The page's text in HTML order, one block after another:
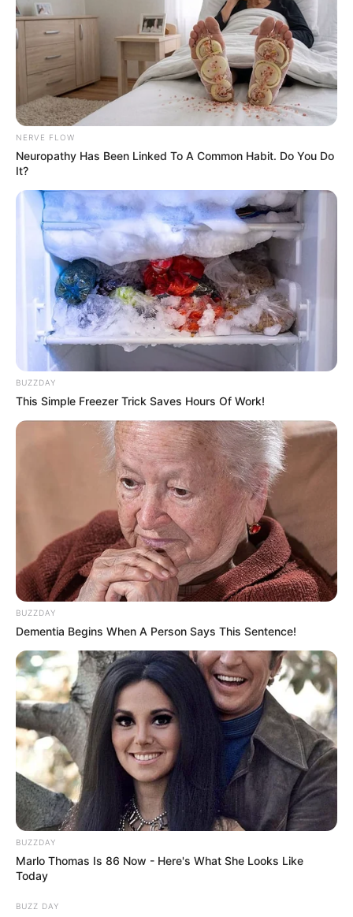
NERVE FLOW
Neuropathy Has Been Linked To A Common Habit. Do You Do
It?
BUZZDAY
This Simple Freezer Trick Saves Hours Of Work!
BUZZDAY
Dementia Begins When A Person Says This Sentence!
BUZZDAY
Marlo Thomas Is 86 Now - Here's What She Looks Like
Today
BUZZ DAY